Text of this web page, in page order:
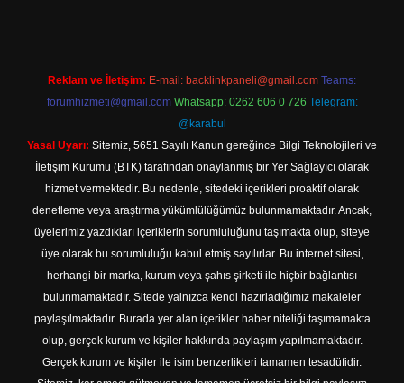
Reklam ve İletişim: E-mail: backlinkpaneli@gmail.com Teams:
forumhizmeti@gmail.com Whatsapp: 0262 606 0 726 Telegram:
@karabul
Yasal Uyarı: Sitemiz, 5651 Sayılı Kanun gereğince Bilgi Teknolojileri ve
İletişim Kurumu (BTK) tarafından onaylanmış bir Yer Sağlayıcı olarak
hizmet vermektedir. Bu nedenle, sitedeki içerikleri proaktif olarak
denetleme veya araştırma yükümlülüğümüz bulunmamaktadır. Ancak,
üyelerimiz yazdıkları içeriklerin sorumluluğunu taşımakta olup, siteye
üye olarak bu sorumluluğu kabul etmiş sayılırlar. Bu internet sitesi,
herhangi bir marka, kurum veya şahıs şirketi ile hiçbir bağlantısı
bulunmamaktadır. Sitede yalnızca kendi hazırladığımız makaleler
paylaşılmaktadır. Burada yer alan içerikler haber niteliği taşımamakta
olup, gerçek kurum ve kişiler hakkında paylaşım yapılmamaktadır.
Gerçek kurum ve kişiler ile isim benzerlikleri tamamen tesadüfidir.